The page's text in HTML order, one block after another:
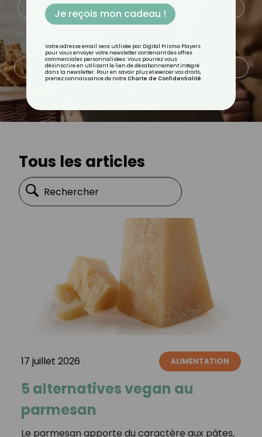
BEAUTÉ BIEN-ÊTRE
QUOTIDIEN RECETTES
Tous les articles
17 juillet 2026 ALIMENTATION
5 alternatives vegan au
parmesan
Le parmesan apporte du caractère aux pâtes,
Je reçois mon cadeau !
Votre adresse email sera utilisée par Digital Prisma Players
pour vous envoyer votre newsletter contenant des offres
commerciales personnalisées. Vous pourrez vous
désinscrire en utilisant le lien de désabonnement intégré
dans la newsletter. Pour en savoir plus et exercer vos droits,
prenez connaissance de notre Charte de Confidentialité.